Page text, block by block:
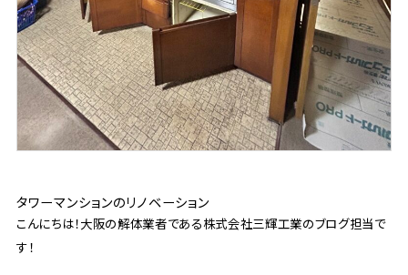
タワーマンションのリノベーション
こんにちは！大阪の解体業者である株式会社三輝工業のブログ担当で
す！